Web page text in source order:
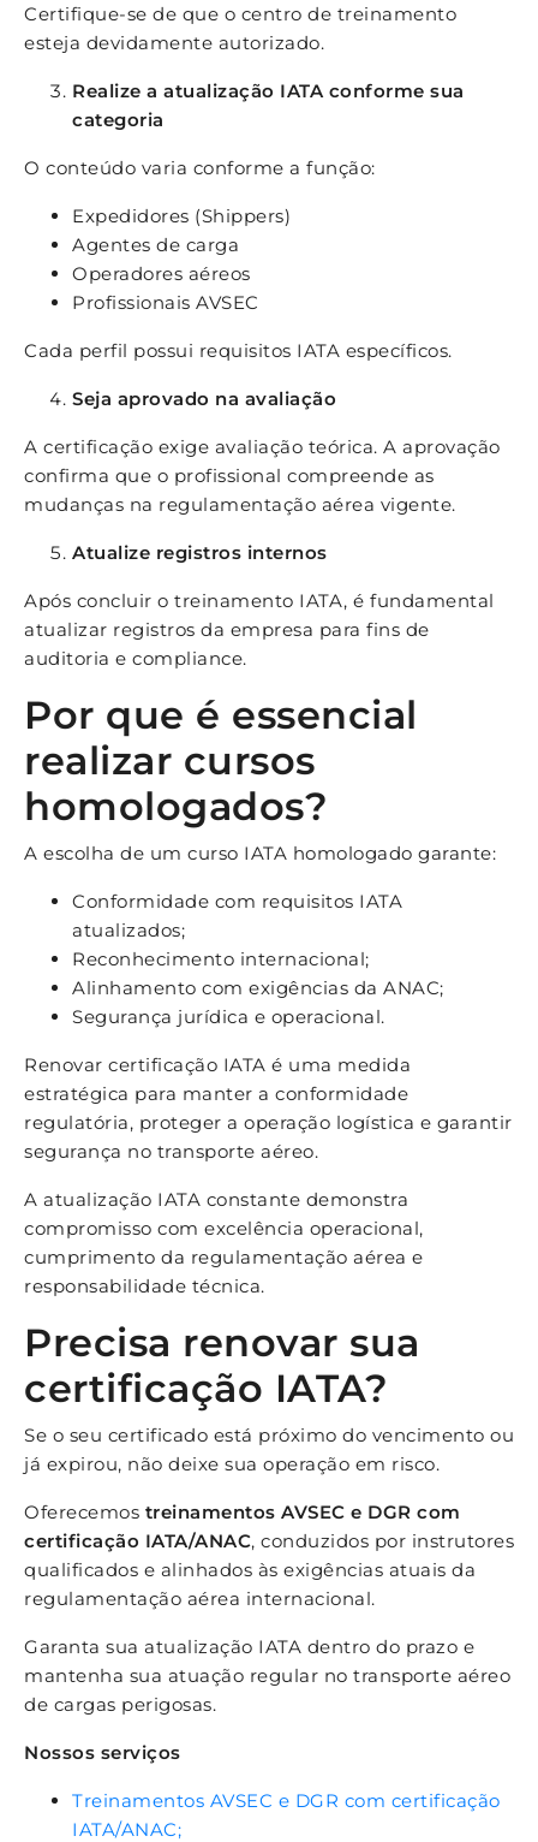
Certifique-se de que o centro de treinamento
esteja devidamente autorizado.
Realize a atualização IATA conforme sua
categoria
O conteúdo varia conforme a função:
Expedidores (Shippers)
Agentes de carga
Operadores aéreos
Profissionais AVSEC
Cada perfil possui requisitos IATA específicos.
Seja aprovado na avaliação
A certificação exige avaliação teórica. A aprovação
confirma que o profissional compreende as
mudanças na regulamentação aérea vigente.
Atualize registros internos
Após concluir o treinamento IATA, é fundamental
atualizar registros da empresa para fins de
auditoria e compliance.
Por que é essencial
realizar cursos
homologados?
A escolha de um curso IATA homologado garante:
Conformidade com requisitos IATA
atualizados;
Reconhecimento internacional;
Alinhamento com exigências da ANAC;
Segurança jurídica e operacional.
Renovar certificação IATA é uma medida
estratégica para manter a conformidade
regulatória, proteger a operação logística e garantir
segurança no transporte aéreo.
A atualização IATA constante demonstra
compromisso com excelência operacional,
cumprimento da regulamentação aérea e
responsabilidade técnica.
Precisa renovar sua
certificação IATA?
Se o seu certificado está próximo do vencimento ou
já expirou, não deixe sua operação em risco.
Oferecemos treinamentos AVSEC e DGR com
certificação IATA/ANAC, conduzidos por instrutores
qualificados e alinhados às exigências atuais da
regulamentação aérea internacional.
Garanta sua atualização IATA dentro do prazo e
mantenha sua atuação regular no transporte aéreo
de cargas perigosas.
Nossos serviços
Treinamentos AVSEC e DGR com certificação
IATA/ANAC;